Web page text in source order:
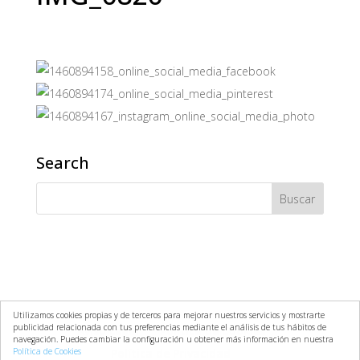
Search
Aviso Legal
Política de Cookies
Utilizamos cookies propias y de terceros para mejorar nuestros servicios y mostrarte
publicidad relacionada con tus preferencias mediante el análisis de tus hábitos de
navegación. Puedes cambiar la configuración u obtener más información en nuestra
Política de Cookies